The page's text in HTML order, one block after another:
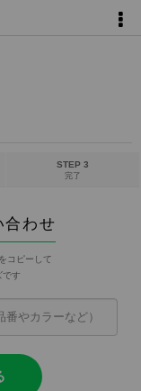
STEP 3
完了
合わせ
コピーして
です